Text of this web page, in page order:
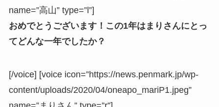
name=”高山” type=”l”]
おめでとうございます！この1年はまりさんにとっ
てどんな一年でしたか？
[/voice] [voice icon=”https://news.penmark.jp/wp-
content/uploads/2020/04/oneapo_mariP1.jpeg”